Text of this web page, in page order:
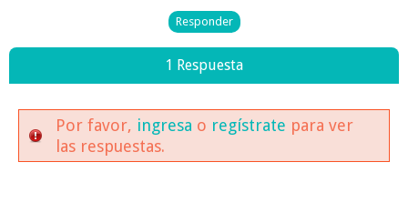
1 Respuesta
Por favor, ingresa o regístrate para ver
las respuestas.